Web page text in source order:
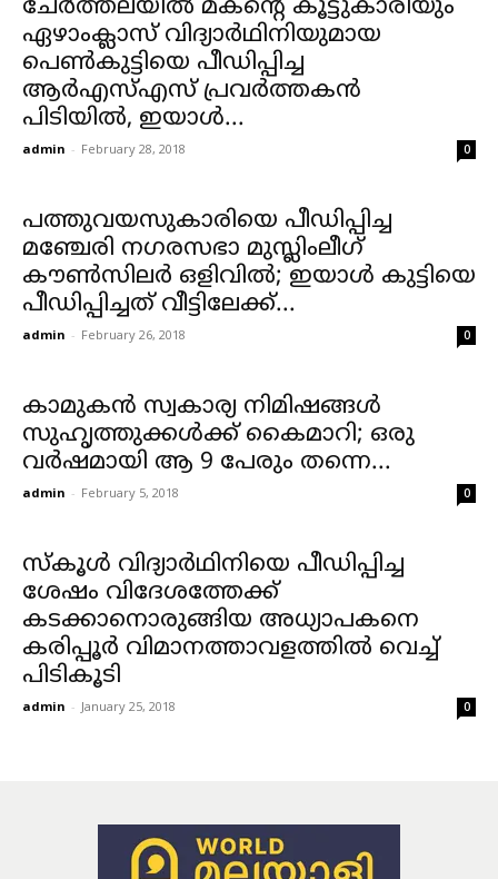
ചേര്‍ത്തലയില്‍ മകന്റെ കൂട്ടുകാരിയും
ഏഴാംക്ലാസ് വിദ്യാര്‍ഥിനിയുമായ
പെണ്‍കുട്ടിയെ പീഡിപ്പിച്ച
ആര്‍എസ്എസ് പ്രവര്‍ത്തകന്‍
പിടിയില്‍, ഇയാള്‍...
admin - February 28, 2018 0
പത്തുവയസുകാരിയെ പീഡിപ്പിച്ച
മഞ്ചേരി നഗരസഭാ മുസ്ലിംലീഗ്
കൗണ്‍സിലര്‍ ഒളിവില്‍; ഇയാള്‍ കുട്ടിയെ
പീഡിപ്പിച്ചത് വീട്ടിലേക്ക്...
admin - February 26, 2018 0
കാമുകന്‍ സ്വകാര്യ നിമിഷങ്ങള്‍
സുഹൃത്തുക്കള്‍ക്ക് കൈമാറി; ഒരു
വര്‍ഷമായി ആ 9 പേരും തന്നെ...
admin - February 5, 2018 0
സ്‌കൂള്‍ വിദ്യാര്‍ഥിനിയെ പീഡിപ്പിച്ച
ശേഷം വിദേശത്തേക്ക്
കടക്കാനൊരുങ്ങിയ അധ്യാപകനെ
കരിപ്പൂര്‍ വിമാനത്താവളത്തില്‍ വെച്ച്
പിടികൂടി
admin - January 25, 2018 0